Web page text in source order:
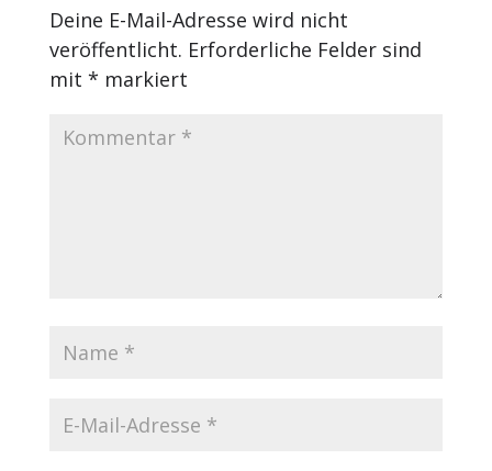
Deine E-Mail-Adresse wird nicht
veröffentlicht. Erforderliche Felder sind
mit * markiert